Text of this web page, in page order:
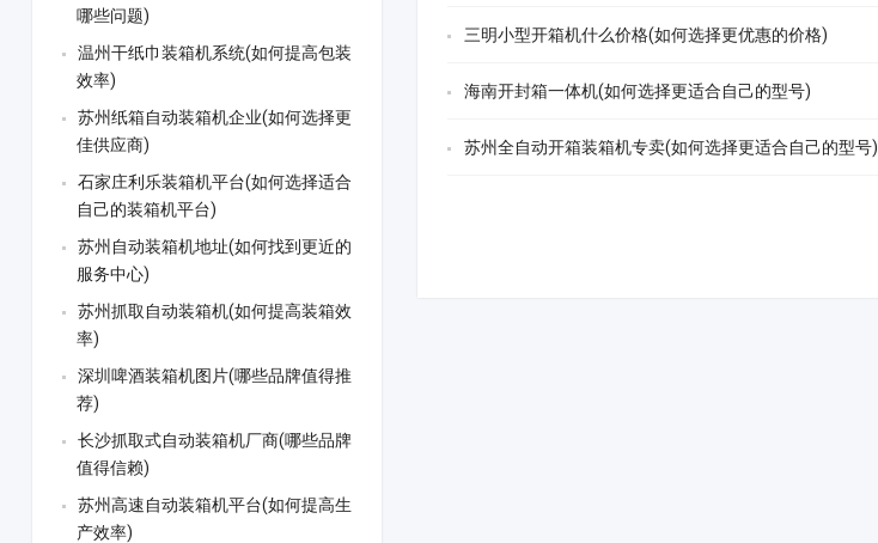
三明小型开箱机什么价格(如何选择更优惠的价格)
海南开封箱一体机(如何选择更适合自己的型号)
苏州全自动开箱装箱机专卖(如何选择更适合自己的型号)
哪些问题)
温州干纸巾装箱机系统(如何提高包装
效率)
苏州纸箱自动装箱机企业(如何选择更
佳供应商)
石家庄利乐装箱机平台(如何选择适合
自己的装箱机平台)
苏州自动装箱机地址(如何找到更近的
服务中心)
苏州抓取自动装箱机(如何提高装箱效
率)
深圳啤酒装箱机图片(哪些品牌值得推
荐)
长沙抓取式自动装箱机厂商(哪些品牌
值得信赖)
苏州高速自动装箱机平台(如何提高生
产效率)